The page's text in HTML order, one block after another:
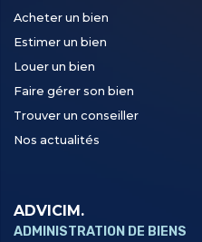
Acheter un bien
Estimer un bien
Louer un bien
Faire gérer son bien
Trouver un conseiller
Nos actualités
ADVICIM.
ADMINISTRATION DE BIENS